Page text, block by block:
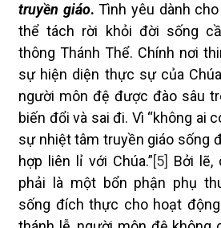
truyền giáo.Tình yêu dành
thể tách rời khỏi đời sống
thông Thánh Thể. Chính nơi
sự hiện diện thực sự của
người môn đệ được đào sâu
biến đổi và sai đi. Vì “không ai
sự nhiệt tâm truyền giáo sống
hợp liên lỉ với Chúa.”[5] Bởi lẽ,
phải là một bổn phận phụ
sống đích thực cho hoạt động